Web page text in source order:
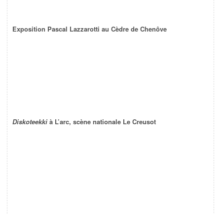
Exposition Pascal Lazzarotti au Cèdre de Chenôve
Diskoteekki à L’arc, scène nationale Le Creusot